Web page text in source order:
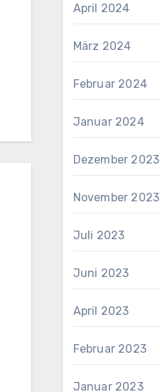
April 2024
März 2024
Februar 2024
Januar 2024
Dezember 2023
November 2023
Juli 2023
Juni 2023
April 2023
Februar 2023
Januar 2023